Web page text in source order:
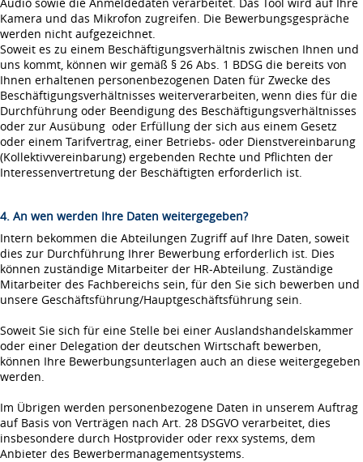
Kamera und das Mikrofon zugreifen. Die Bewerbungsgespräche
werden nicht aufgezeichnet.
Soweit es zu einem Beschäftigungsverhältnis zwischen Ihnen und
uns kommt, können wir gemäß § 26 Abs. 1 BDSG die bereits von
Ihnen erhaltenen personenbezogenen Daten für Zwecke des
Beschäftigungsverhältnisses weiterverarbeiten, wenn dies für die
Durchführung oder Beendigung des Beschäftigungsverhältnisses
oder zur Ausübung oder Erfüllung der sich aus einem Gesetz
oder einem Tarifvertrag, einer Betriebs- oder Dienstvereinbarung
(Kollektivvereinbarung) ergebenden Rechte und Pflichten der
Interessenvertretung der Beschäftigten erforderlich ist.
4. An wen werden Ihre Daten weitergegeben?
Intern bekommen die Abteilungen Zugriff auf Ihre Daten, soweit
dies zur Durchführung Ihrer Bewerbung erforderlich ist. Dies
können zuständige Mitarbeiter der HR-Abteilung. Zuständige
Mitarbeiter des Fachbereichs sein, für den Sie sich bewerben und
unsere Geschäftsführung/Hauptgeschäftsführung sein.
Soweit Sie sich für eine Stelle bei einer Auslandshandelskammer
oder einer Delegation der deutschen Wirtschaft bewerben,
können Ihre Bewerbungsunterlagen auch an diese weitergegeben
werden.
Im Übrigen werden personenbezogene Daten in unserem Auftrag
auf Basis von Verträgen nach Art. 28 DSGVO verarbeitet, dies
insbesondere durch Hostprovider oder rexx systems, dem
Anbieter des Bewerbermanagementsystems.